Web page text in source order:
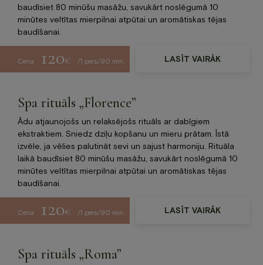
Dāvanu karte
Galerija
Kontakti
+371 67840640
info@baltvilla.lv
facebook-
f
instagramtripadvisor
LV
EN
baudīsiet 80 minūšu masāžu, savukārt noslēgumā 10
minūtes veltītas mierpilnai atpūtai un aromātiskas tējas
baudīšanai.
LASĪT VAIRĀK
Cena 120€ /1 pers./90 min.
Spa rituāls „Florence”
Ādu atjaunojošs un relaksējošs rituāls ar dabīgiem
ekstraktiem. Sniedz dziļu kopšanu un mieru prātam. Īstā
izvēle, ja vēlies palutināt sevi un sajust harmoniju. Rituāla
laikā baudīsiet 80 minūšu masāžu, savukārt noslēgumā 10
minūtes veltītas mierpilnai atpūtai un aromātiskas tējas
baudīšanai.
LASĪT VAIRĀK
Cena 120€ /1 pers./90 min.
Spa rituāls „Roma”